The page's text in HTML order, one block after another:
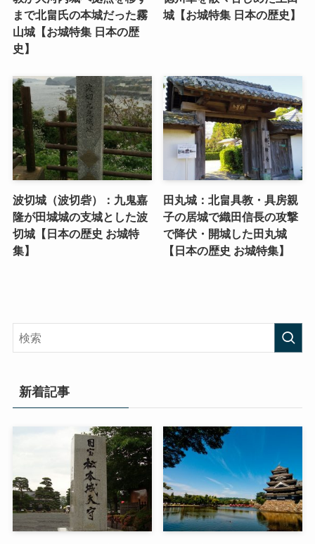
まで北畠氏の本城だった霧
山城【お城特集 日本の歴
史】
城【お城特集 日本の歴史】
波切城（波切砦）：九鬼嘉
隆が田城城の支城とした波
切城【日本の歴史 お城特
集】
田丸城：北畠具教・具房親
子の居城で織田信長の攻撃
で降伏・開城した田丸城
【日本の歴史 お城特集】
新着記事